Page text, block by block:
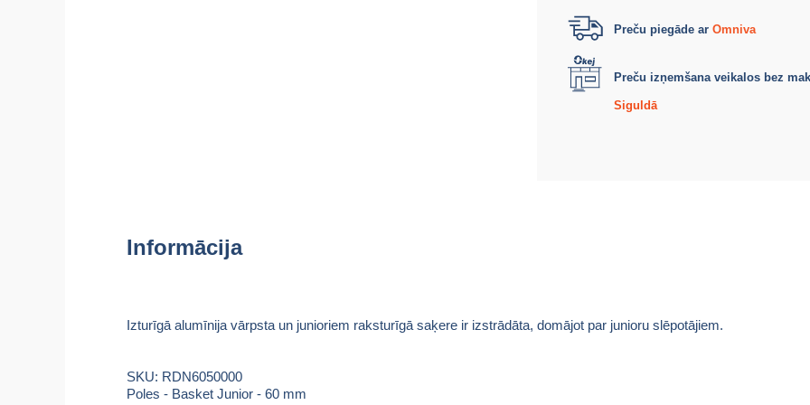
Preču piegāde ar Omniva
Preču izņemšana veikalos bez
Siguldā
Informācija
Izturīgā alumīnija vārpsta un junioriem raksturīgā saķere ir izstrādāta, domājot par junioru slēpotājiem.
SKU: RDN6050000
Poles - Basket Junior - 60 mm